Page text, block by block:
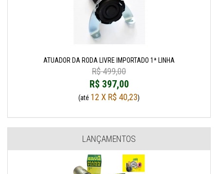
ATUADOR DA RODA LIVRE IMPORTADO 1ª LINHA
R$ 499,00
R$ 397,00
(até 12 X R$ 40,23)
LANÇAMENTOS